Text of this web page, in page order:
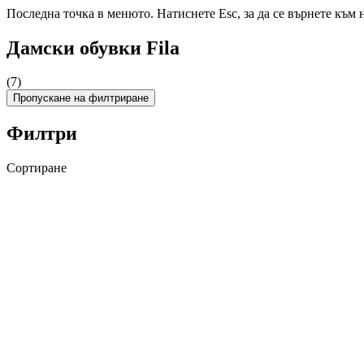
Последна точка в менюто. Натиснете Esc, за да се върнете към
Дамски обувки Fila
(7)
Пропускане на филтриране
Филтри
Сортиране